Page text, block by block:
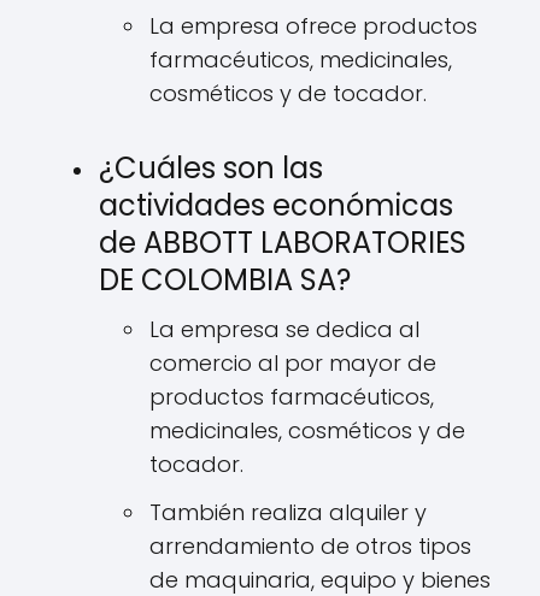
La empresa ofrece productos
farmacéuticos, medicinales,
cosméticos y de tocador.
¿Cuáles son las
actividades económicas
de ABBOTT LABORATORIES
DE COLOMBIA SA?
La empresa se dedica al
comercio al por mayor de
productos farmacéuticos,
medicinales, cosméticos y de
tocador.
También realiza alquiler y
arrendamiento de otros tipos
de maquinaria, equipo y bienes